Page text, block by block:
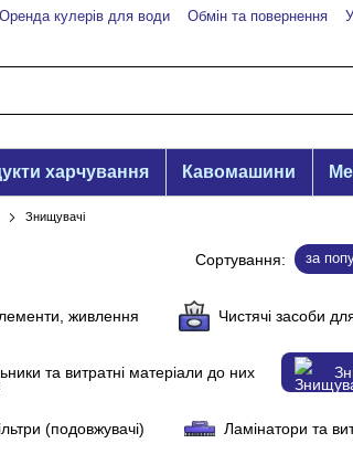
Оренда кулерів для води Обмін та повернення
харчування Кавомашини
Знищувачі
Сортування: за
живлення Чистячі засоби
та витратні матеріали до них
(подовжувачі) Ламінатори та